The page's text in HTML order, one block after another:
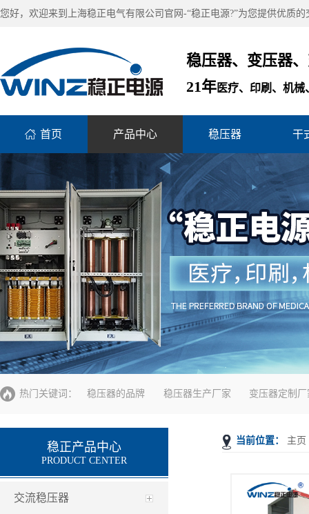
您好，欢迎来到上海稳正电气有限公司官网-“稳正电源?”为您提供优质
稳压器、变压器
21年医疗、印刷、机械
首页 产品中心 稳压器 干
热门关键词： 稳压器的品牌 稳压器生产厂家 变压器定制厂
当前位置： 主页
稳正产品中心
PRODUCT CENTER
交流稳压器